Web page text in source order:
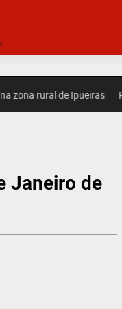
rural de Ipueiras
Janeiro de